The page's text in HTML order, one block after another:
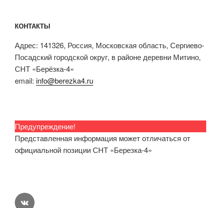
КОНТАКТЫ
Адрес: 141326, Россия, Московская область, Сергиево-
Посадский городской округ, в районе деревни Митино,
СНТ «Берёзка-4»
email: info@berezka4.ru
Предупреждение!
Представленная информация может отличаться от
официальной позиции СНТ «Березка-4»
vk